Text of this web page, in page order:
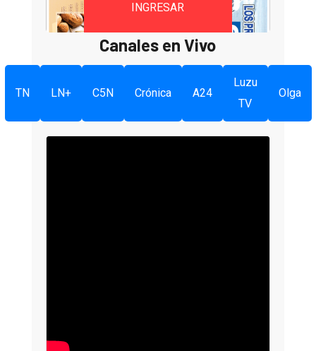
INGRESAR
Canales en Vivo
TN LN+ C5N Crónica A24
Luzu
TV
Olga